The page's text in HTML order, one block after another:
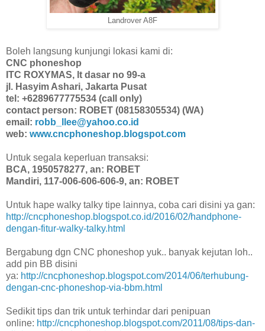
Landrover A8F
Boleh langsung kunjungi lokasi kami di:
CNC phoneshop
ITC ROXYMAS, lt dasar no 99-a
jl. Hasyim Ashari, Jakarta Pusat
tel: +6289677775534 (call only)
contact person: ROBET (08158305534) (WA)
email: robb_llee@yahoo.co.id
web: www.cncphoneshop.blogspot.com
Untuk segala keperluan transaksi:
BCA, 1950578277, an: ROBET
Mandiri, 117-006-606-606-9, an: ROBET
Untuk hape walky talky tipe lainnya, coba cari disini ya gan:
http://cncphoneshop.blogspot.co.id/2016/02/handphone-
dengan-fitur-walky-talky.html
Bergabung dgn CNC phoneshop yuk.. banyak kejutan loh..
add pin BB disini
ya: http://cncphoneshop.blogspot.com/2014/06/terhubung-
dengan-cnc-phoneshop-via-bbm.html
Sedikit tips dan trik untuk terhindar dari penipuan
online: http://cncphoneshop.blogspot.com/2011/08/tips-dan-